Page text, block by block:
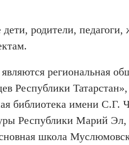
родители, педагоги,
региональная
Республики
библиотека имени С.Г.
Республики Марий Эл,
школа